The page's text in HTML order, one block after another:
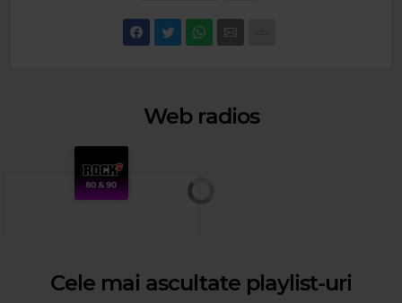
Web radios
Cele mai ascultate playlist-uri